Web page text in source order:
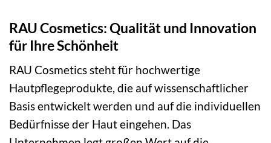
RAU Cosmetics: Qualität und Innovation
für Ihre Schönheit
RAU Cosmetics steht für hochwertige
Hautpflegeprodukte, die auf wissenschaftlicher
Basis entwickelt werden und auf die individuellen
Bedürfnisse der Haut eingehen. Das